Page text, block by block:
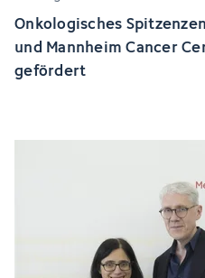
Onkologisches
und Mannheim Cancer
gefördert